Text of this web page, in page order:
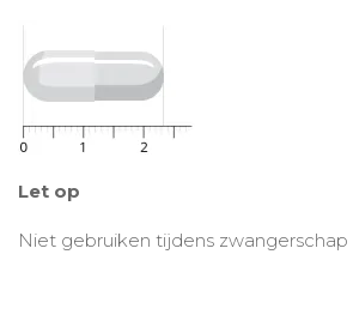
Let op
Niet gebruiken tijdens